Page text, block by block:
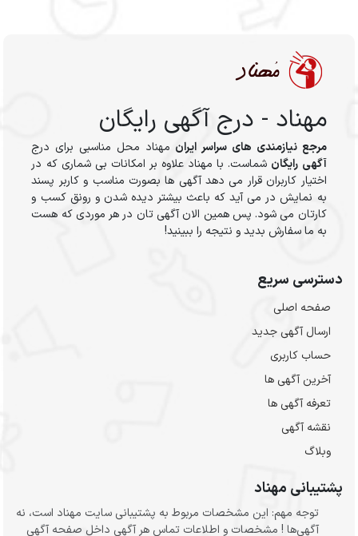
مهناد - درج آگهی رایگان
مرجع نیازمندی های سراسر ایران مهناد محل مناسبی برای درج
آگهی رایگان شماست. با مهناد علاوه بر امکانات بی شماری که در
اختیار کاربران قرار می دهد آگهی ها بصورت مناسب و کاربر پسند
به نمایش در می آید که باعث بیشتر دیده شدن و رونق کسب و
کارتان می شود. پس همین الان آگهی تان در هر موردی که هست
به ما سفارش بدید و نتیجه را ببینید!
دسترسی سریع
صفحه اصلی
ارسال‌ آگهی جدید
حساب کاربری
آخرین آگهی ها
تعرفه آگهی ها
نقشه آگهی
وبلاگ
پشتیبانی مهناد
توجه مهم: این مشخصات مربوط به پشتیبانی سایت مهناد است، نه
آگهی‌ها ! مشخصات و اطلاعات تماس هر آگهی داخل صفحه آگهی